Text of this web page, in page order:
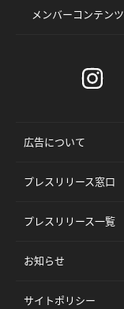
メンバーコンテンツ
広告について
プレスリリース窓口
プレスリリース一覧
お知らせ
サイトポリシー